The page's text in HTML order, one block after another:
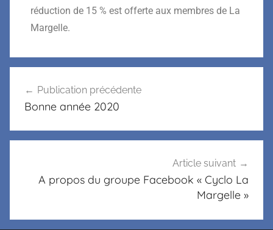
réduction de 15 % est offerte aux membres de La
Margelle.
Publication précédente
Bonne année 2020
Article suivant
A propos du groupe Facebook « Cyclo La
Margelle »